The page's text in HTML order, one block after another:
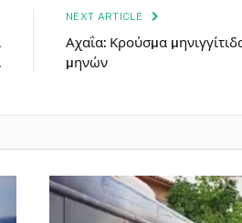
NEXT ARTICLE
Αχαΐα: Κρούσµα
µηνών